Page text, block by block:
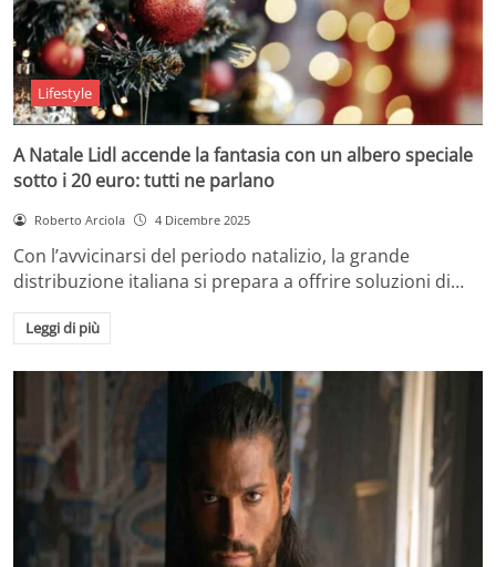
Lifestyle
A Natale Lidl accende la fantasia con un albero speciale
sotto i 20 euro: tutti ne parlano
Roberto Arciola 4 Dicembre 2025
Con l’avvicinarsi del periodo natalizio, la grande
distribuzione italiana si prepara a offrire soluzioni di…
Leggi di più